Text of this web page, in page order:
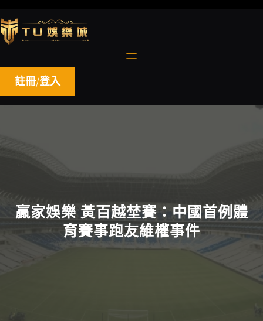
至
主
要
註冊/登入
贏家娛樂 黃百越埜賽：中國首例體
育賽事跑友維權事件